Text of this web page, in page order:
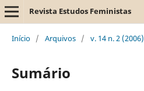
Revista Estudos Feministas
Início / Arquivos / v. 14 n. 2 (2006)
Sumário